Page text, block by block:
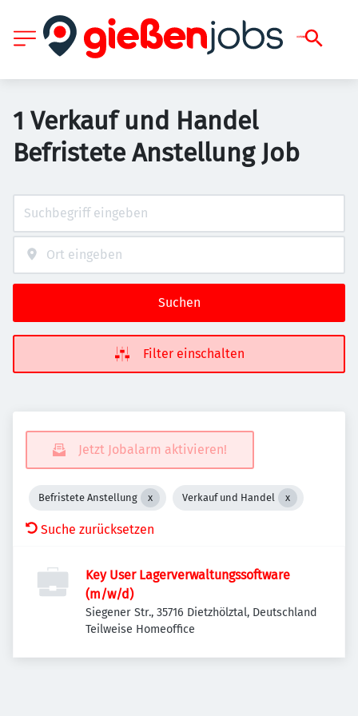
1 Verkauf und Handel
Befristete Anstellung Job
Suchen
Filter einschalten
Jetzt Jobalarm aktivieren!
Befristete Anstellung Verkauf und Handel
Suche zurücksetzen
Key User Lagerverwaltungssoftware
(m/w/d)
Siegener Str., 35716 Dietzhölztal, Deutschland
Teilweise Homeoffice